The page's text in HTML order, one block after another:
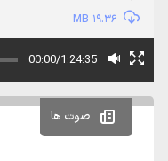
صوت ها
19.36 MB
00:00/1:24:35